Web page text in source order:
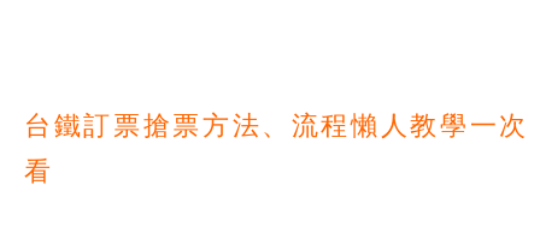
台鐵訂票搶票方法、流程懶人教學一次
看